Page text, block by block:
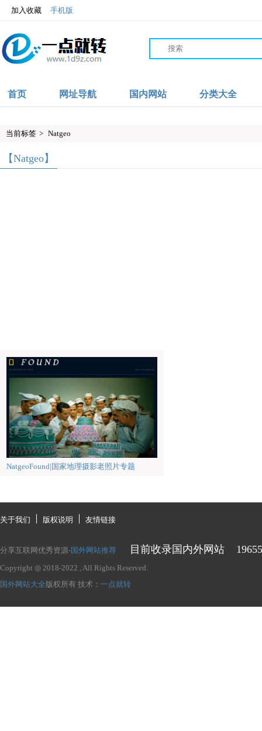
加入收藏 手机版
首页 网址导航 国内网站 分类大全
当前标签 > Natgeo
【Natgeo】
NatgeoFound|国家地理摄影老照片专题
关于我们 版权说明 友情链接
分享互联网优秀资源-国外网站推荐 目前收录国内外网站 19655
Copyright ◎ 2018-2022 , All Rights Reserved.
国外网站大全 版权所有 技术： 一点就转